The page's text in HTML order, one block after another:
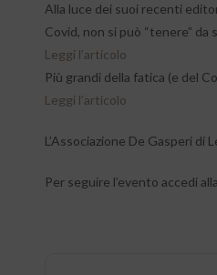
Alla luce dei suoi recenti
Covid, non si può “tenere” da
Leggi l’articolo
Più grandi della fatica (e del
Leggi l’articolo
L’Associazione De Gasperi
Per seguire l’evento accedi